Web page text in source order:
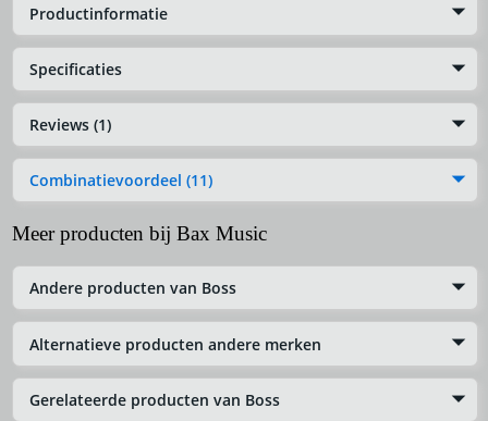
Productinformatie
Specificaties
Reviews (1)
Combinatievoordeel (11)
Meer producten bij Bax Music
Andere producten van Boss
Alternatieve producten andere merken
Gerelateerde producten van Boss